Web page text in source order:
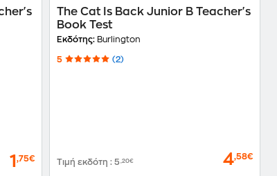
1 ,75€
The Cat Is Back Junior B Teacher's
Book Test
Εκδότης:Burlington
5 (2)
Τιμή εκδότη : 5,20€ 4,58€